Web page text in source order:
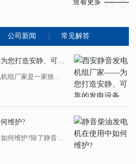
查看更多
公司新闻 常见解答
西安静音发电机组厂家——为您打造安静、可靠的发电设备
维护?